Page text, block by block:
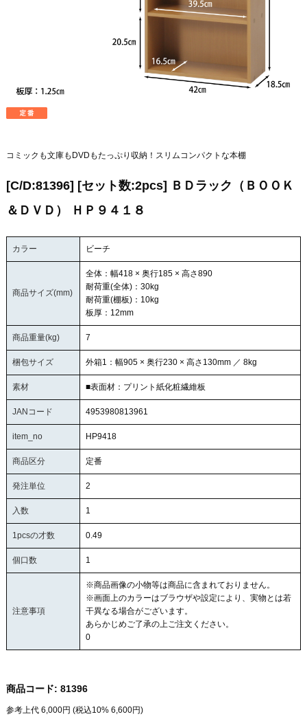
コミックも文庫もDVDもたっぷり収納！スリムコンパクトな本棚
[C/D:81396] [セット数:2pcs] ＢＤラック（ＢＯＯＫ
＆ＤＶＤ） ＨＰ９４１８
カラー ビーチ
商品サイズ(mm)
全体：幅418 × 奥行185 × 高さ890
耐荷重(全体)：30kg
耐荷重(棚板)：10kg
板厚：12mm
商品重量(kg) 7
梱包サイズ 外箱1：幅905 × 奥行230 × 高さ130mm ／ 8kg
素材 ■表面材：プリント紙化粧繊維板
JANコード 4953980813961
item_no HP9418
商品区分 定番
発注単位 2
入数 1
1pcsの才数 0.49
個口数 1
注意事項
※商品画像の小物等は商品に含まれておりません。
※画面上のカラーはブラウザや設定により、実物とは若
干異なる場合がございます。
あらかじめご了承の上ご注文ください。
0
商品コード: 81396
参考上代 6,000円 (税込10% 6,600円)